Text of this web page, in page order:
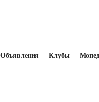
Объявления Клубы